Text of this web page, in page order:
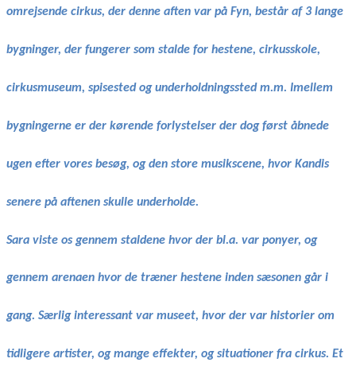
omrejsende cirkus, der denne aften var på Fyn, består af 3 lange
bygninger, der fungerer som stalde for hestene, cirkusskole,
cirkusmuseum, spisested og underholdningssted m.m. Imellem
bygningerne er der kørende forlystelser der dog først åbnede
ugen efter vores besøg, og den store musikscene, hvor Kandis
senere på aftenen skulle underholde.
Sara viste os gennem staldene hvor der bl.a. var ponyer, og
gennem arenaen hvor de træner hestene inden sæsonen går i
gang. Særlig interessant var museet, hvor der var historier om
tidligere artister, og mange effekter, og situationer fra cirkus. Et